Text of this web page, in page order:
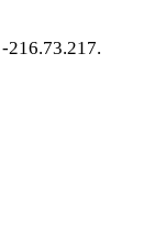
-216.73.217.